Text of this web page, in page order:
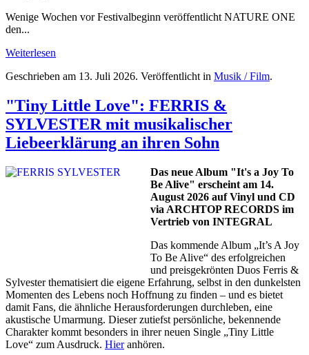
Wenige Wochen vor Festivalbeginn veröffentlicht NATURE ONE
den...
Weiterlesen
Geschrieben am 13. Juli 2026. Veröffentlicht in Musik / Film.
"Tiny Little Love": FERRIS &
SYLVESTER mit musikalischer
Liebeerklärung an ihren Sohn
Das neue Album "It's a Joy To
Be Alive" erscheint am 14.
August 2026 auf Vinyl und CD
via ARCHTOP RECORDS im
Vertrieb von INTEGRAL
Das kommende Album „It’s A Joy
To Be Alive“ des erfolgreichen
und preisgekrönten Duos Ferris &
Sylvester thematisiert die eigene Erfahrung, selbst in den dunkelsten
Momenten des Lebens noch Hoffnung zu finden – und es bietet
damit Fans, die ähnliche Herausforderungen durchleben, eine
akustische Umarmung. Dieser zutiefst persönliche, bekennende
Charakter kommt besonders in ihrer neuen Single „Tiny Little
Love“ zum Ausdruck. Hieranhören.